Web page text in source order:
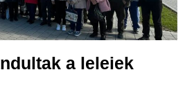
a leleiek